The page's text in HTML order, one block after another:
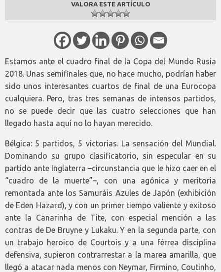
VALORA ESTE ARTÍCULO
Estamos ante el cuadro final de la Copa del Mundo Rusia
2018. Unas semifinales que, no hace mucho, podrían haber
sido unos interesantes cuartos de final de una Eurocopa
cualquiera. Pero, tras tres semanas de intensos partidos,
no se puede decir que las cuatro selecciones que han
llegado hasta aquí no lo hayan merecido.
Bélgica: 5 partidos, 5 victorias. La sensación del Mundial.
Dominando su grupo clasificatorio, sin especular en su
partido ante Inglaterra –circunstancia que le hizo caer en el
“cuadro de la muerte”–, con una agónica y meritoria
remontada ante los Samuráis Azules de Japón (exhibición
de Eden Hazard), y con un primer tiempo valiente y exitoso
ante la Canarinha de Tite, con especial mención a las
contras de De Bruyne y Lukaku. Y en la segunda parte, con
un trabajo heroico de Courtois y a una férrea disciplina
defensiva, supieron contrarrestar a la marea amarilla, que
llegó a atacar nada menos con Neymar, Firmino, Coutinho,